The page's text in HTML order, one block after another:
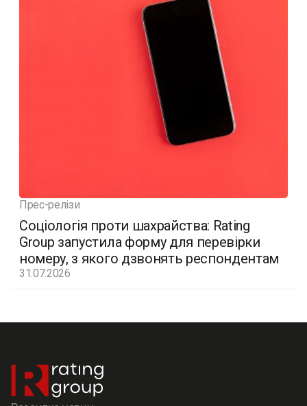
Прес-релізи
Соціологія проти шахрайства: Rating
Group запустила форму для перевірки
номеру, з якого дзвонять респондентам
31.07.2026